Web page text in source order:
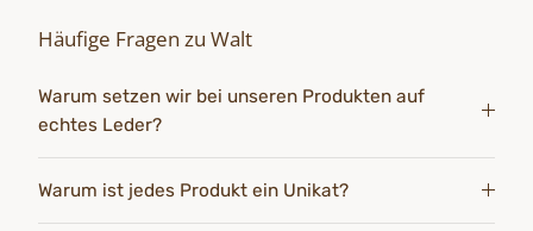
Häufige Fragen zu Walt
Warum setzen wir bei unseren Produkten auf
echtes Leder?
Warum ist jedes Produkt ein Unikat?